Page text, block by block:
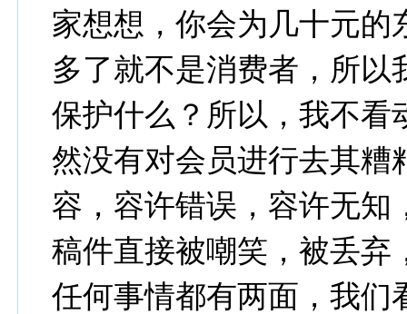
家想想，你会为几十元的
多了就不是消费者，所以
保护什么？所以，我不看
然没有对会员进行去其糟
容，容许错误，容许无知
稿件直接被嘲笑，被丢弃
任何事情都有两面，我们